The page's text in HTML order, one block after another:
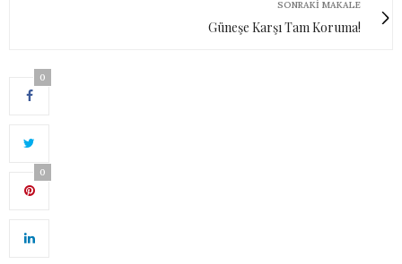
SONRAKI MAKALE
Güneşe Karşı Tam Koruma!
0
0